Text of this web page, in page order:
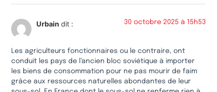
Urbain dit : 30 octobre 2025 à 15h53
Les agriculteurs fonctionnaires ou le contraire, ont
conduit les pays de l’ancien bloc soviétique à importer
les biens de consommation pour ne pas mourir de faim
grâce aux ressources naturelles abondantes de leur